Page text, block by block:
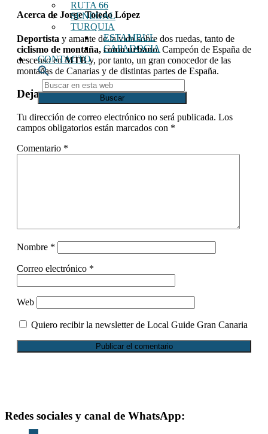
RUTA 66
SENEGAL
TURQUIA
ESTAMBUL
CAPADOCIA
CONTACTO
Buscar
en
esta
web
Acerca de Jorge Toledo López
Deportista y amante de la vida sobre dos ruedas, tanto de
ciclismo de montaña, como urbano. Campeón de España de
descenso enMTBy, por tanto, un gran conocedor de las
montañas de Canarias y de distintas partes de España.
Interacciones
los
lectores
Deja una respuesta
Tu dirección de correo electrónico no será publicada. Los
campos obligatorios están marcados con *
Comentario *
Nombre *
Correo electrónico *
Web
Quiero recibir la newsletter de Local Guide Gran Canaria
Footer
Redes sociales y canal de WhatsApp: